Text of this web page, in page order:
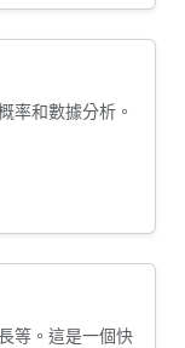
率和數據分析。
等。這是一個快